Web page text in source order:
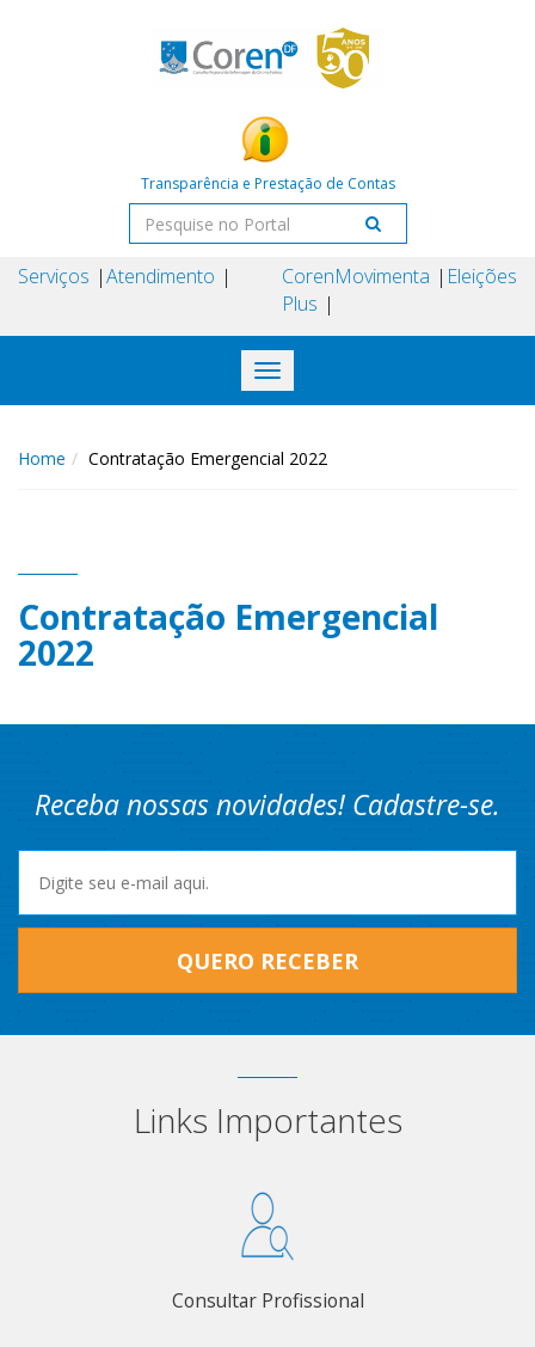
Transparência e Prestação de Contas
Serviços Atendimento
Coren
Plus
Movimenta Eleições
Toggle
navigation
Home Contratação Emergencial 2022
Contratação Emergencial
2022
Receba nossas novidades! Cadastre-se.
QUERO RECEBER
Links Importantes
Consultar Profissional